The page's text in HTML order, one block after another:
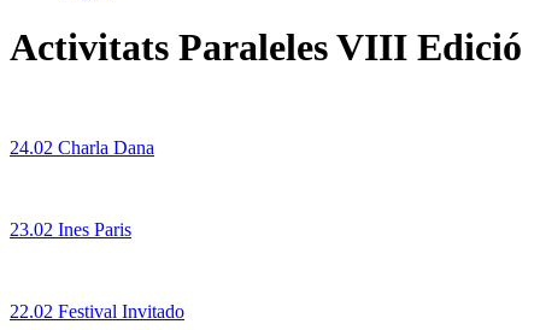
Activitats Paraleles VIII Edició
24.02 Charla Dana
23.02 Ines Paris
22.02 Festival Invitado